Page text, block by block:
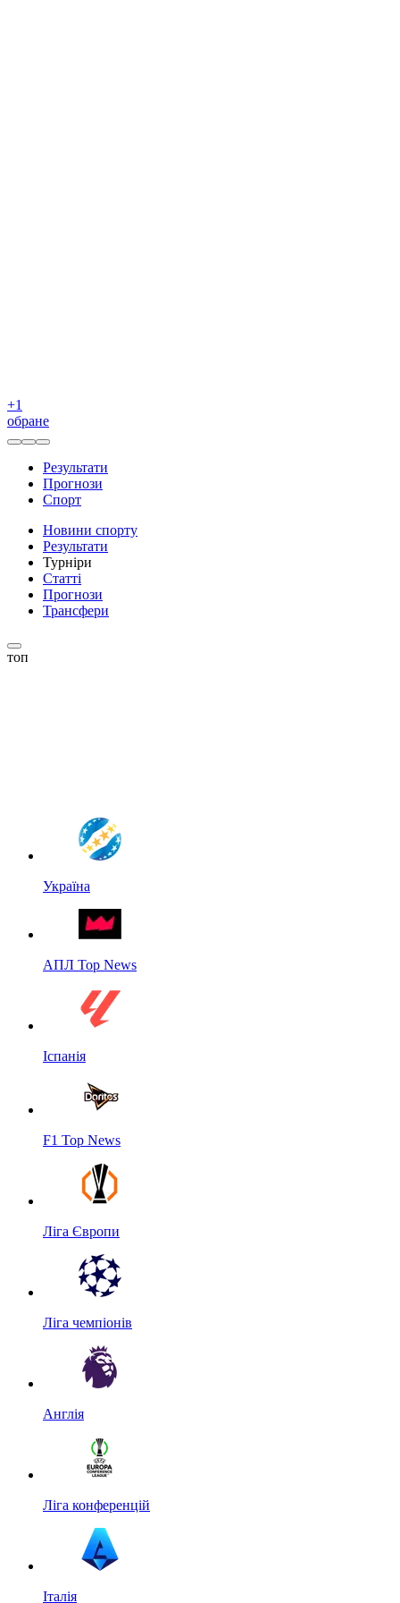
+1
обране
Результати
Прогнози
Спорт
Новини спорту
Результати
Турніри
Статті
Прогнози
Трансфери
топ
Україна
АПЛ Top News
Іспанія
F1 Top News
Ліга Європи
Ліга чемпіонів
Англія
Ліга конференцій
Італія